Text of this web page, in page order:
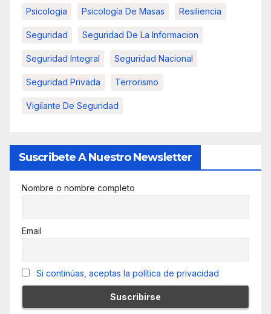
Psicologia Psicología De Masas Resiliencia
Seguridad Seguridad De La Informacion
Seguridad Integral Seguridad Nacional
Seguridad Privada Terrorismo
Vigilante De Seguridad
Suscribete A Nuestro Newsletter
Nombre o nombre completo
Email
Si continúas, aceptas la política de privacidad